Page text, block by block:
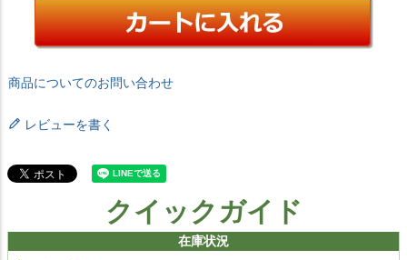
商品についてのお問い合わせ
レビューを書く
クイックガイド
在庫状況